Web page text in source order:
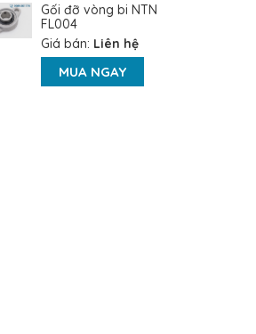
Gối đỡ vòng bi NTN
FL004
Giá bán: Liên hệ
MUA NGAY